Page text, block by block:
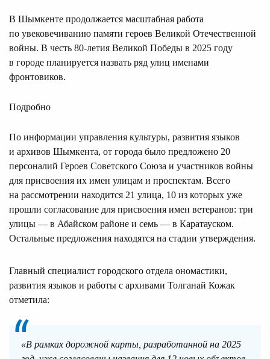
В Шымкенте продолжается масштабная работа
по увековечиванию памяти героев Великой Отечественной
войны. В честь 80-летия Великой Победы в 2025 году
в городе планируется назвать ряд улиц именами
фронтовиков.
Подробно
По информации управления культуры, развития языков
и архивов Шымкента, от города было предложено 20
персоналий Героев Советского Союза и участников войны
для присвоения их имен улицам и проспектам. Всего
на рассмотрении находится 21 улица, 10 из которых уже
прошли согласование для присвоения имен ветеранов: три
улицы — в Абайском районе и семь — в Каратауском.
Остальные предложения находятся на стадии утверждения.
Главный специалист городского отдела ономастики,
развития языков и работы с архивами Толганай Кожак
отметила:
«В рамках дорожной карты, разработанной на 2025